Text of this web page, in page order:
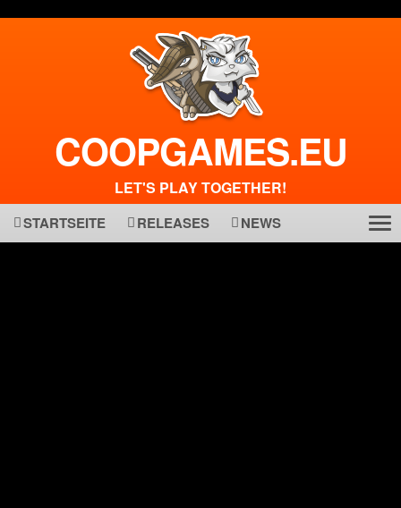
COOPGAMES.EU
LET'S PLAY TOGETHER!
STARTSEITE RELEASES NEWS